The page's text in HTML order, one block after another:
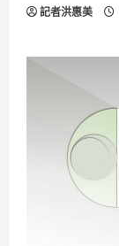
記者洪惠美